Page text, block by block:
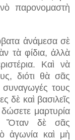
παρονομαστὴ
ἀνάμεσα σὲ
τὰ φίδια, ἀλλὰ
Καὶ νὰ
διότι θὰ σᾶς
τους
δὲ καὶ βασιλεῖς
μαρτυρία
Ὅταν δὲ σᾶς
ἀγωνία καὶ μὴ